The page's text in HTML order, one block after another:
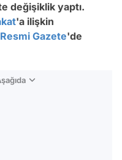
değişiklik yaptı.
'a ilişkin
Resmi Gazete'de